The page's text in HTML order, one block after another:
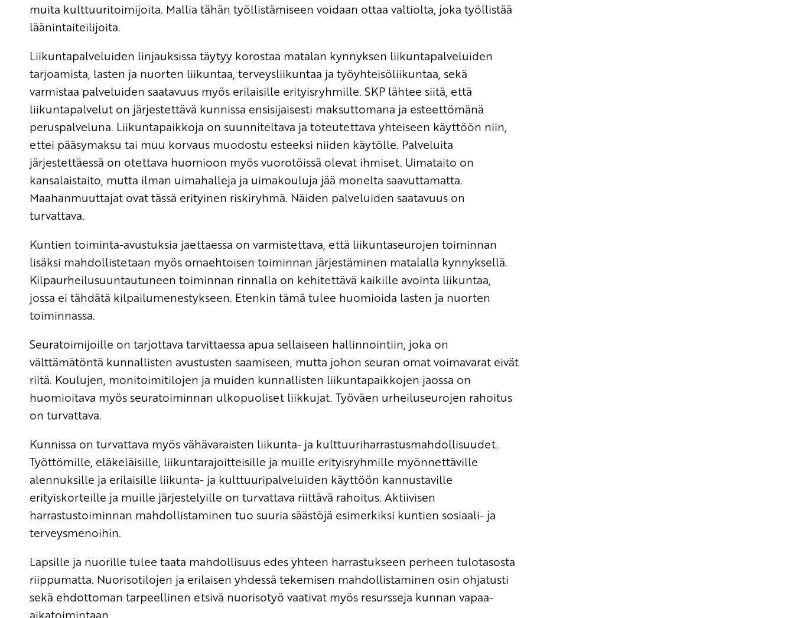
muita kulttuuritoimijoita. Mallia tähän työllistämiseen voidaan ottaa valtiolta, joka työllistää
läänintaiteilijoita.
Liikuntapalveluiden linjauksissa täytyy korostaa matalan kynnyksen liikuntapalveluiden
tarjoamista, lasten ja nuorten liikuntaa, terveysliikuntaa ja työyhteisöliikuntaa, sekä
varmistaa palveluiden saatavuus myös erilaisille erityisryhmille. SKP lähtee siitä, että
liikuntapalvelut on järjestettävä kunnissa ensisijaisesti maksuttomana ja esteettömänä
peruspalveluna. Liikuntapaikkoja on suunniteltava ja toteutettava yhteiseen käyttöön niin,
ettei pääsymaksu tai muu korvaus muodostu esteeksi niiden käytölle. Palveluita
järjestettäessä on otettava huomioon myös vuorotöissä olevat ihmiset. Uimataito on
kansalaistaito, mutta ilman uimahalleja ja uimakouluja jää monelta saavuttamatta.
Maahanmuuttajat ovat tässä erityinen riskiryhmä. Näiden palveluiden saatavuus on
turvattava.
Kuntien toiminta-avustuksia jaettaessa on varmistettava, että liikuntaseurojen toiminnan
lisäksi mahdollistetaan myös omaehtoisen toiminnan järjestäminen matalalla kynnyksellä.
Kilpaurheilusuuntautuneen toiminnan rinnalla on kehitettävä kaikille avointa liikuntaa,
jossa ei tähdätä kilpailumenestykseen. Etenkin tämä tulee huomioida lasten ja nuorten
toiminnassa.
Seuratoimijoille on tarjottava tarvittaessa apua sellaiseen hallinnointiin, joka on
välttämätöntä kunnallisten avustusten saamiseen, mutta johon seuran omat voimavarat eivät
riitä. Koulujen, monitoimitilojen ja muiden kunnallisten liikuntapaikkojen jaossa on
huomioitava myös seuratoiminnan ulkopuoliset liikkujat. Työväen urheiluseurojen rahoitus
on turvattava.
Kunnissa on turvattava myös vähävaraisten liikunta- ja kulttuuriharrastusmahdollisuudet.
Työttömille, eläkeläisille, liikuntarajoitteisille ja muille erityisryhmille myönnettäville
alennuksille ja erilaisille liikunta- ja kulttuuripalveluiden käyttöön kannustaville
erityiskorteille ja muille järjestelyille on turvattava riittävä rahoitus. Aktiivisen
harrastustoiminnan mahdollistaminen tuo suuria säästöjä esimerkiksi kuntien sosiaali- ja
terveysmenoihin.
Lapsille ja nuorille tulee taata mahdollisuus edes yhteen harrastukseen perheen tulotasosta
riippumatta. Nuorisotilojen ja erilaisen yhdessä tekemisen mahdollistaminen osin ohjatusti
sekä ehdottoman tarpeellinen etsivä nuorisotyö vaativat myös resursseja kunnan vapaa-
aikatoimintaan.